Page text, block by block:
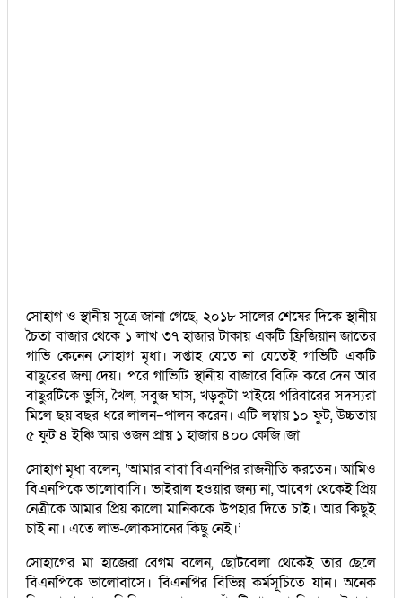
সোহাগ ও স্থানীয় সূত্রে জানা গেছে, ২০১৮ সালের শেষের দিকে স্থানীয়
চৈতা বাজার থেকে ১ লাখ ৩৭ হাজার টাকায় একটি ফ্রিজিয়ান জাতের
গাভি কেনেন সোহাগ মৃধা। সপ্তাহ যেতে না যেতেই গাভিটি একটি
বাছুরের জন্ম দেয়। পরে গাভিটি স্থানীয় বাজারে বিক্রি করে দেন আর
বাছুরটিকে ভুসি, খৈল, সবুজ ঘাস, খড়কুটা খাইয়ে পরিবারের সদস্যরা
মিলে ছয় বছর ধরে লালন–পালন করেন। এটি লম্বায় ১০ ফুট, উচ্চতায়
৫ ফুট ৪ ইঞ্চি আর ওজন প্রায় ১ হাজার ৪০০ কেজি।জা
সোহাগ মৃধা বলেন, ‘আমার বাবা বিএনপির রাজনীতি করতেন। আমিও
বিএনপিকে ভালোবাসি। ভাইরাল হওয়ার জন্য না, আবেগ থেকেই প্রিয়
নেত্রীকে আমার প্রিয় কালো মানিককে উপহার দিতে চাই। আর কিছুই
চাই না। এতে লাভ-লোকসানের কিছু নেই।’
সোহাগের মা হাজেরা বেগম বলেন, ছোটবেলা থেকেই তার ছেলে
বিএনপিকে ভালোবাসে। বিএনপির বিভিন্ন কর্মসূচিতে যান। অনেক